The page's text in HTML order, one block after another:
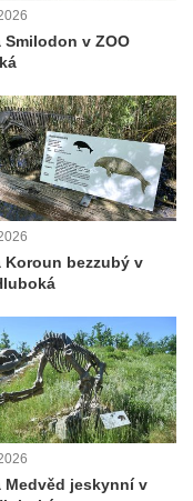
v
Smilodon v ZOO
Koroun bezzubý v
Medvěd jeskynní v